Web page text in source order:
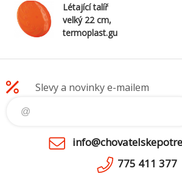
Létající talíř
velký 22 cm,
termoplast.gu
robustní
Slevy a novinky e-mailem
775 411 377